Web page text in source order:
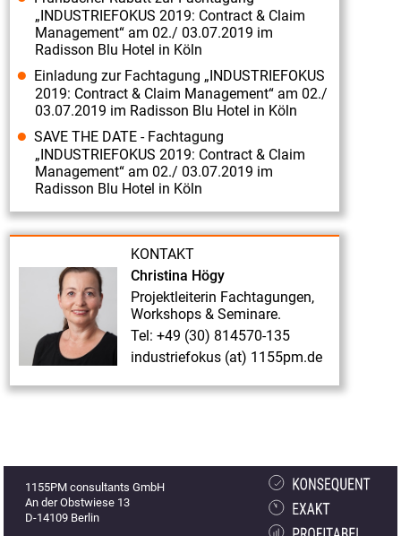
KONTAKT
Christina Högy
Projektleiterin Fachtagungen,
Workshops & Seminare.
Tel: +49 (30) 814570-135
industriefokus (at) 1155pm.de
„INDUSTRIEFOKUS 2019: Contract & Claim
Management“ am 02./ 03.07.2019 im
Radisson Blu Hotel in Köln
Einladung zur Fachtagung „INDUSTRIEFOKUS
2019: Contract & Claim Management“ am 02./
03.07.2019 im Radisson Blu Hotel in Köln
SAVE THE DATE - Fachtagung
„INDUSTRIEFOKUS 2019: Contract & Claim
Management“ am 02./ 03.07.2019 im
Radisson Blu Hotel in Köln
1155PM consultants GmbH
An der Obstwiese 13
D-14109 Berlin
Ärgernis
oder
willkommener
Hinweis?"
INDUSTRIEFOKUS
2021:
Contract
&
Claim
Management.
Vortrag
"Business
Wargaming
als
Methode
zur
2021:
Contract
&